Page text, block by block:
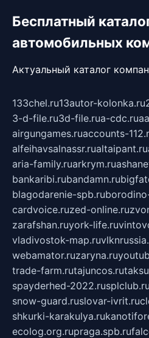
Бесплатный
автомобильных
Актуальный каталог
133chel.ru13autor-kolonka.ru
3-d-file.ru3d-file.rua-cdc.ru
airgungames.ruaccounts-
alfeihavsalnassr.rualtaipant.ru
aria-family.ruarkrym.ru
bankaribi.rubandamn.ru
blagodarenie-spb.ru
cardvoice.ruzed-online.ru
zarafshan.ruyork-life.ru
vladivostok-map.ru
webamator.ruzaryna.ru
trade-farm.rutajuncos.ru
spayderhed-2022.rusplclub.ru
snow-guard.ruslovar-ivrit.ru
shkurki-karakulya.ru
ecolog.org.rupraga.spb.ru